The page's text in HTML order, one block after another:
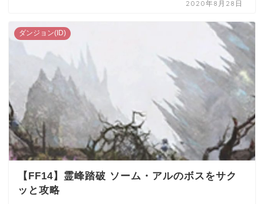
2020年8月28日
ダンジョン(ID)
【FF14】霊峰踏破 ソーム・アルのボスをサク
ッと攻略